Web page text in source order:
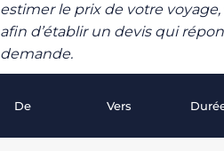
estimer le prix de votre
afin d’établir un devis qui
demande.
De Vers